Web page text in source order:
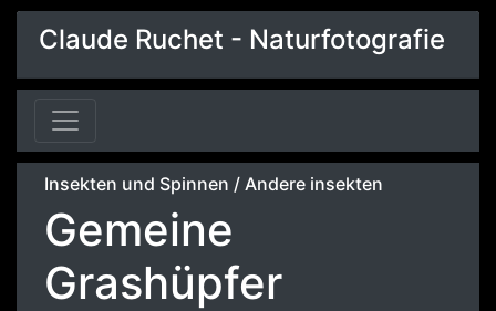
Claude Ruchet - Naturfotografie
Insekten und Spinnen / Andere insekten
Gemeine
Grashüpfer